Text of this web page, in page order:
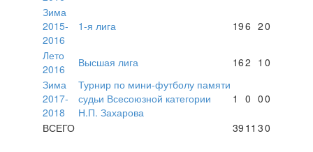
Зима
2015-
2016
1-я лига 196 20
Лето
2016
Высшая лига 162 1 0
Зима
2017-
2018
Турнир по мини-футболу памяти
судьи Всесоюзной категории
Н.П. Захарова
1 0 00
ВСЕГО 39 11 30